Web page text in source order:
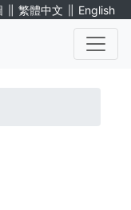
∥ 繁體中文 ∥ English